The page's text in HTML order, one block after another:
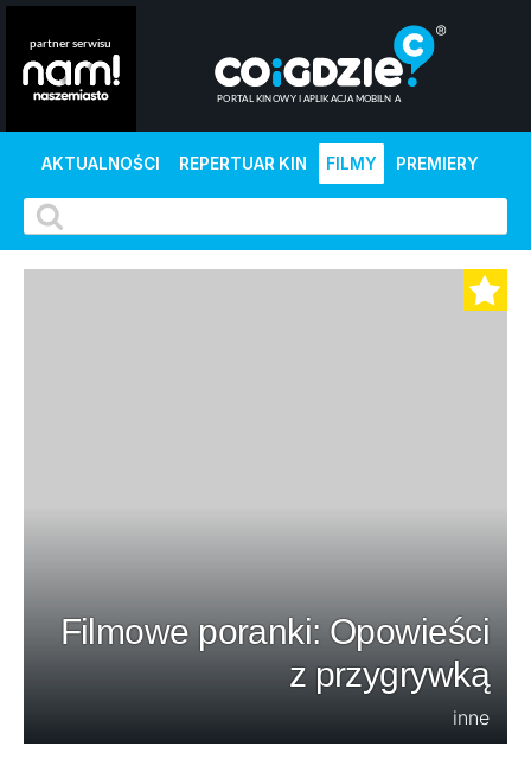
AKTUALNOŚCI REPERTUAR KIN FILMY PREMIERY
Filmowe poranki: Opowieści
z przygrywką
inne